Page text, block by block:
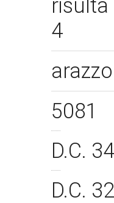
risulta
4
5081
D.C.
D.C.